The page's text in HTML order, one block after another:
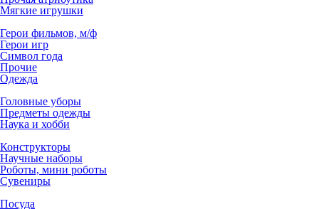
Мягкие игрушки
Герои фильмов, м/ф
Герои игр
Символ года
Прочие
Одежда
Головные уборы
Предметы одежды
Наука и хобби
Конструкторы
Научные наборы
Роботы, мини роботы
Сувениры
Посуда